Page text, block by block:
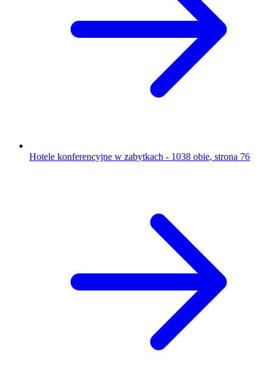
Hotele konferencyjne w zabytkach - 1038 obie, strona 76